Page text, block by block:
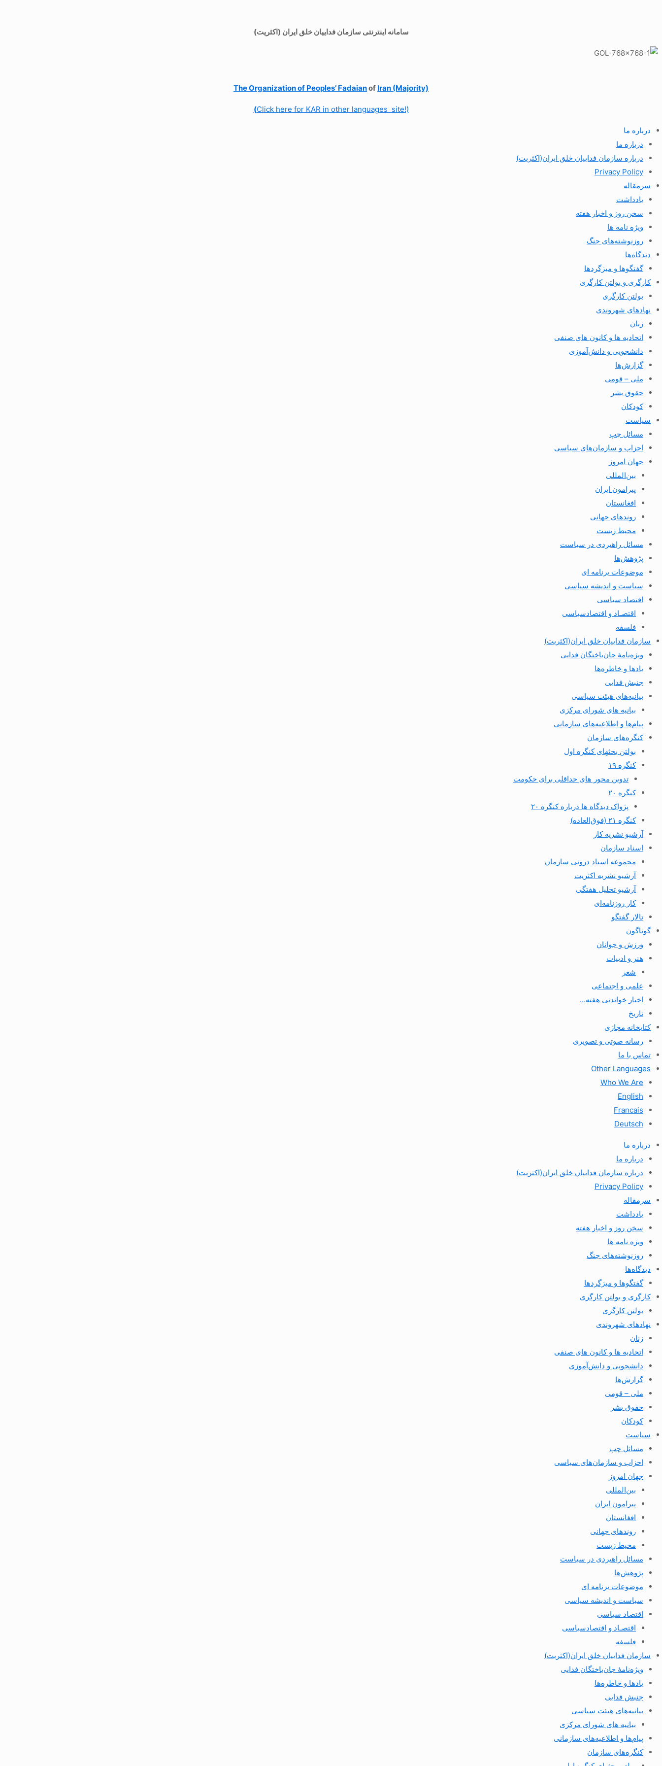
سامانه اینترنتی سازمان فداییان خلق ایران (اکثریت)
The Organization of Peoples’ Fadaianof Iran (Majority)
(Click here for KAR in other languages site!)
درباره ما
درباره ما
درباره سازمان فداییان خلق ایران(اکثریت)
Privacy Policy
سرمقاله
یادداشت
سخن روز و اخبار هفته
ویژه نامه ها
روزنوشته‌های جنگ
دیدگاه‌ها
گفتگوها و میزگردها
کارگری و بولتن کارگری
بولتن کارگری
نهادهای شهروندی
زنان
اتحادیه ها و کانون های صنفی
دانشجویی و دانش‌آموزی
گزارش‌ها
ملی – قومی
حقوق بشر
کودکان
سیاست
مسائل چپ
احزاب و سازمان‌های سیاسی
جهان امروز
بین‌المللی
پیرامون ایران
افغانستان
روندهای جهانی
محیط زیست
مسائل راهبردی در سیاست
پژوهش‌ها
موضوعات برنامه ای
سیاست و اندیشه سیاسی
اقتصاد سیاسی
اقتصـاد و اقتصاد‌سیاسی
فلسفه
سازمان فداییان خلق ایران(اکثریت)
ویژه‌نامهٔ جان‌باختگان فدایی
یادها و خاطره‌ها
جنبش فدایی
بیانیه‌های هیئت سیاسی
بیانیه های شورای مرکزی
پیام‌ها و اطلاعیه‌های سازمانی
کنگره‌های سازمان
بولتن بحثهای کنگره اول
کنگره ۱۹
تدوین محور های حداقلی برای حکومت
کنگره ۲۰
پژواک دیدگاه ها درباره کنگره ۲۰
کنگره ۲۱ (فوق‌العاده)
آرشیو نشریه کار
اسناد سازمان
مجموعه اسناد درونی سازمان
آرشیو نشریه اکثریت
آرشیو تحلیل هفتگی
کار روزنامه‌ای
تالار گفتگو
گوناگون
ورزش و جوانان
هنر و ادبیات
شعر
علمی و اجتماعی
اخبار خواندنی هفته…
تاریخ
کتابخانه مجازی
رسانه صوتی و تصویری
تماس با ما
Other Languages
Who We Are
English
Francais
Deutsch
درباره ما
درباره ما
درباره سازمان فداییان خلق ایران(اکثریت)
Privacy Policy
سرمقاله
یادداشت
سخن روز و اخبار هفته
ویژه نامه ها
روزنوشته‌های جنگ
دیدگاه‌ها
گفتگوها و میزگردها
کارگری و بولتن کارگری
بولتن کارگری
نهادهای شهروندی
زنان
اتحادیه ها و کانون های صنفی
دانشجویی و دانش‌آموزی
گزارش‌ها
ملی – قومی
حقوق بشر
کودکان
سیاست
مسائل چپ
احزاب و سازمان‌های سیاسی
جهان امروز
بین‌المللی
پیرامون ایران
افغانستان
روندهای جهانی
محیط زیست
مسائل راهبردی در سیاست
پژوهش‌ها
موضوعات برنامه ای
سیاست و اندیشه سیاسی
اقتصاد سیاسی
اقتصـاد و اقتصاد‌سیاسی
فلسفه
سازمان فداییان خلق ایران(اکثریت)
ویژه‌نامهٔ جان‌باختگان فدایی
یادها و خاطره‌ها
جنبش فدایی
بیانیه‌های هیئت سیاسی
بیانیه های شورای مرکزی
پیام‌ها و اطلاعیه‌های سازمانی
کنگره‌های سازمان